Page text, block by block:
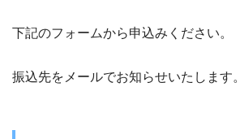
下記のフォームから申込みください。
振込先をメールでお知らせいたします。